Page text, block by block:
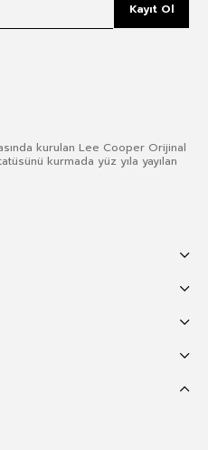
Kayıt Ol
kurulan Lee Cooper Orijinal
kurmada yüz yıla yayılan